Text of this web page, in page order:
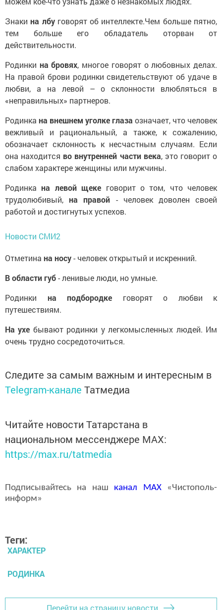
Знакина лбуговорят об интеллекте.Чем больше пятно,
тем больше его обладатель оторван от
действительности.
Родинки на бровях, многое говорят о любовных делах.
На правой брови родинки свидетельствуют об удаче в
любви, а на левой – о склонности влюбляться в
«неправильных» партнеров.
Родинка на внешнем уголке глаза означает, что человек
вежливый и рациональный, а также, к сожалению,
обозначает склонность к несчастным случаям. Если
она находится во внутренней части века, это говорит о
слабом характере женщины или мужчины.
Родинкана левой щеке говорит о том, что человек
трудолюбивый,на правой - человек доволен своей
работой и достигнутых успехов.
Новости СМИ2
Отметина на носу- человек открытый и искренний.
В области губ- ленивые люди, но умные.
Родинки на подбородке говорят о любви к
путешествиям.
На ухе бывают родинки у легкомысленных людей. Им
очень трудно сосредоточиться.
Следите за самым важным и интересным в
Telegram-канале Татмедиа
Читайте новости Татарстана в
национальном мессенджере MАХ:
https://max.ru/tatmedia
Подписывайтесь на наш канал MAX«Чистополь-
информ»
Теги:
ХАРАКТЕР
РОДИНКА
Перейти на страницу новости